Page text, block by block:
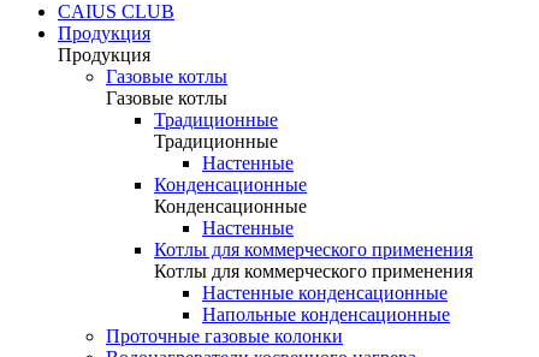
CAIUS CLUB
Продукция
Продукция
Газовые котлы
Газовые котлы
Традиционные
Традиционные
Настенные
Конденсационные
Конденсационные
Настенные
Котлы для коммерческого применения
Котлы для коммерческого применения
Настенные конденсационные
Напольные конденсационные
Проточные газовые колонки